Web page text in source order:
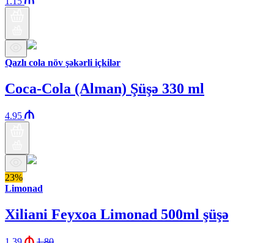
Qazlı cola növ şəkərli içkilər
Coca-Cola (Alman) Şüşə 330 ml
4.95
23%
Limonad
Xiliani Feyxoa Limonad 500ml şüşə